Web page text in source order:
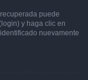
puede
y haga clic en
nuevamente